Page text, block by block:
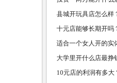
县城开玩具店怎么样
十元店能够长期开吗
适合一个女人开的实
大学里开什么店最挣
10元店的利润有多大